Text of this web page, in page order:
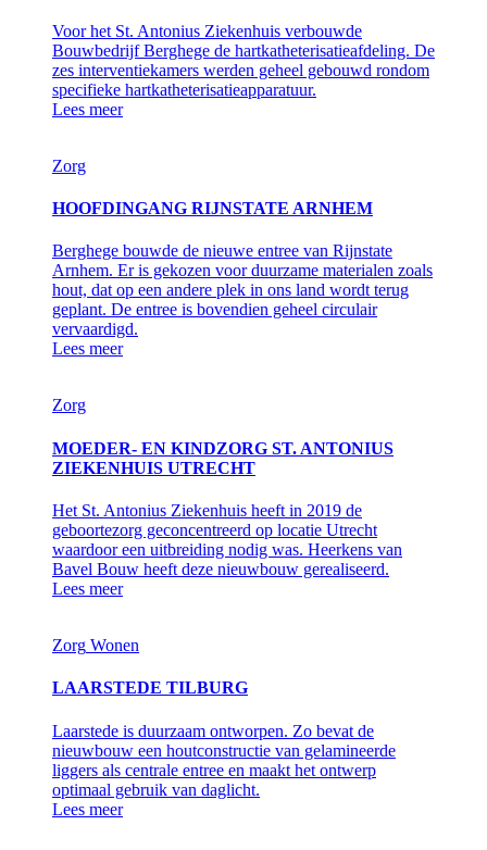
Voor het St. Antonius Ziekenhuis verbouwde
Bouwbedrijf Berghege de hartkatheterisatieafdeling. De
zes interventiekamers werden geheel gebouwd rondom
specifieke hartkatheterisatieapparatuur.
Lees meer
Zorg
HOOFDINGANG RIJNSTATE ARNHEM
Berghege bouwde de nieuwe entree van Rijnstate
Arnhem. Er is gekozen voor duurzame materialen zoals
hout, dat op een andere plek in ons land wordt terug
geplant. De entree is bovendien geheel circulair
vervaardigd.
Lees meer
Zorg
MOEDER- EN KINDZORG ST. ANTONIUS
ZIEKENHUIS UTRECHT
Het St. Antonius Ziekenhuis heeft in 2019 de
geboortezorg geconcentreerd op locatie Utrecht
waardoor een uitbreiding nodig was. Heerkens van
Bavel Bouw heeft deze nieuwbouw gerealiseerd.
Lees meer
Zorg Wonen
LAARSTEDE TILBURG
Laarstede is duurzaam ontworpen. Zo bevat de
nieuwbouw een houtconstructie van gelamineerde
liggers als centrale entree en maakt het ontwerp
optimaal gebruik van daglicht.
Lees meer